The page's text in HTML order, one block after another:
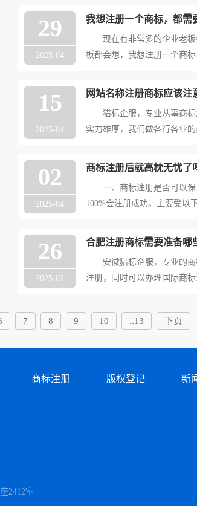
公司。 第一、从商标注册
29
2025-04
我想注册一个商标，都需
现在有非常多的企业老板
板都会想，我想注册一个商
提供与选择。这个专业的问
15
2025-04
网站名称注册商标应该注
猎标企服，专业从事商标
实力雄厚，我们做各行各业
么呢？ 商标注册首先是要
02
2025-04
商标注册后就高枕无忧了
一、商标注册是否可以保
100%会注册成功。主要受
交到网上能查到信息有3个月
26
2025-02
合肥注册商标需要准备哪
安徽猎标企服，专业的商
注册，同时可以办理国际商
人的名义进行商标
7 8 9 10 ..13 下页
商标注册 版权登记 新
2412室